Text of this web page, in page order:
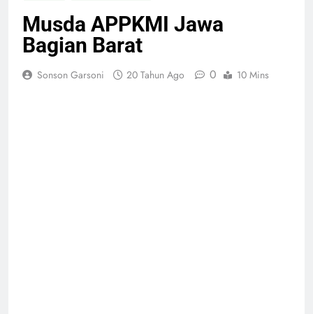
Musda APPKMI Jawa
Bagian Barat
Sonson Garsoni 20 Tahun Ago 0 10 Mins